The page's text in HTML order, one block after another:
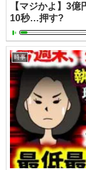
【マジかよ】3
10秒…押す?
時事